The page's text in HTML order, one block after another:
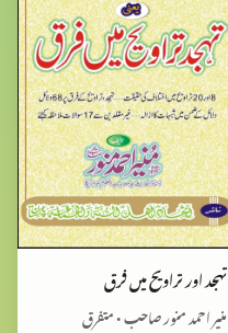
تهجد اور تراويح ميں فرق
منیر احمد منور صاحب • متفرق